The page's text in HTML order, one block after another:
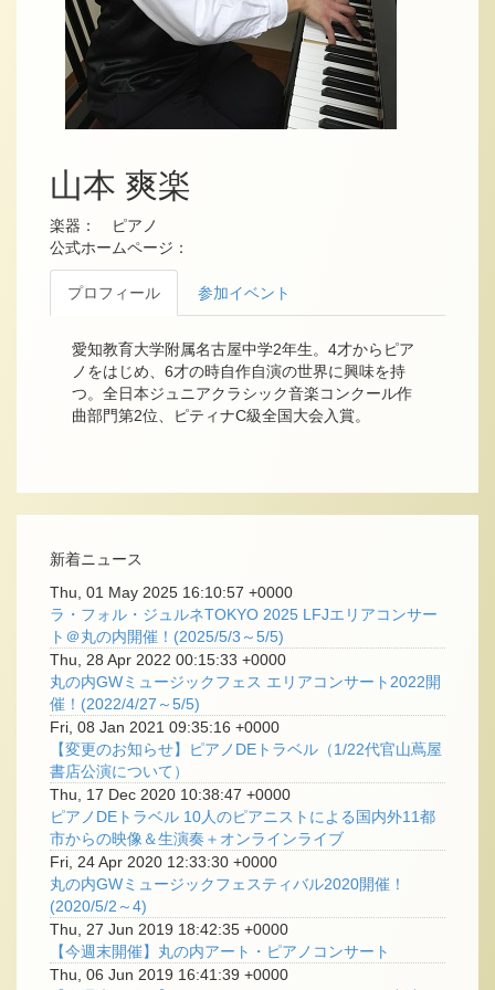
山本 爽楽
楽器： ピアノ
公式ホームページ：
プロフィール 参加イベント
愛知教育大学附属名古屋中学2年生。4才からピア
ノをはじめ、6才の時自作自演の世界に興味を持
つ。全日本ジュニアクラシック音楽コンクール作
曲部門第2位、ピティナC級全国大会入賞。
新着ニュース
Thu, 01 May 2025 16:10:57 +0000
ラ・フォル・ジュルネTOKYO 2025 LFJエリアコンサー
ト＠丸の内開催！(2025/5/3～5/5)
Thu, 28 Apr 2022 00:15:33 +0000
丸の内GWミュージックフェス エリアコンサート2022開
催！(2022/4/27～5/5)
Fri, 08 Jan 2021 09:35:16 +0000
【変更のお知らせ】ピアノDEトラベル（1/22代官山蔦屋
書店公演について）
Thu, 17 Dec 2020 10:38:47 +0000
ピアノDEトラベル 10人のピアニストによる国内外11都
市からの映像＆生演奏＋オンラインライブ
Fri, 24 Apr 2020 12:33:30 +0000
丸の内GWミュージックフェスティバル2020開催！
(2020/5/2～4)
Thu, 27 Jun 2019 18:42:35 +0000
【今週末開催】丸の内アート・ピアノコンサート
Thu, 06 Jun 2019 16:41:39 +0000